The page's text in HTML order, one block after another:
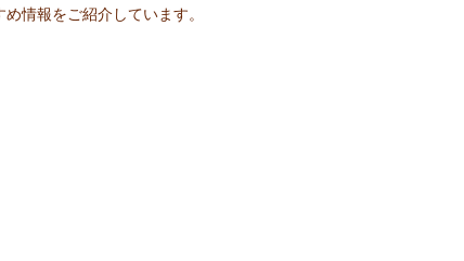
情報をご紹介しています。